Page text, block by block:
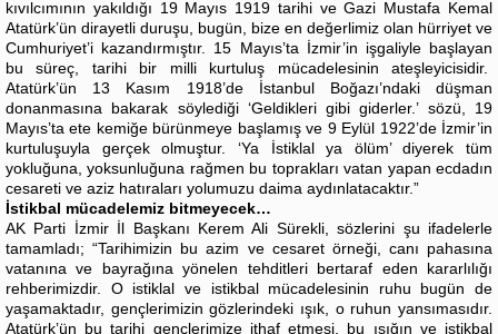
kıvılcımının yakıldığı 19 Mayıs 1919 tarihi ve Gazi Mustafa Kemal
Atatürk’ün dirayetli duruşu, bugün, bize en değerlimiz olan hürriyet ve
Cumhuriyet’i kazandırmıştır. 15 Mayıs’ta İzmir’in işgaliyle başlayan
bu süreç, tarihi bir milli kurtuluş mücadelesinin ateşleyicisidir.
Atatürk’ün 13 Kasım 1918’de İstanbul Boğazı’ndaki düşman
donanmasına bakarak söylediği ‘Geldikleri gibi giderler.’ sözü, 19
Mayıs’ta ete kemiğe bürünmeye başlamış ve 9 Eylül 1922’de İzmir’in
kurtuluşuyla gerçek olmuştur. ‘Ya İstiklal ya ölüm’ diyerek tüm
yokluğuna, yoksunluğuna rağmen bu toprakları vatan yapan ecdadın
cesareti ve aziz hatıraları yolumuzu daima aydınlatacaktır.”
İstikbal mücadelemiz bitmeyecek…
AK Parti İzmir İl Başkanı Kerem Ali Sürekli, sözlerini şu ifadelerle
tamamladı; “Tarihimizin bu azim ve cesaret örneği, canı pahasına
vatanına ve bayrağına yönelen tehditleri bertaraf eden kararlılığı
rehberimizdir. O istiklal ve istikbal mücadelesinin ruhu bugün de
yaşamaktadır, gençlerimizin gözlerindeki ışık, o ruhun yansımasıdır.
Atatürk’ün bu tarihi gençlerimize ithaf etmesi, bu ışığın ve istikbal